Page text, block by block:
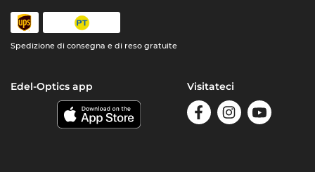
Spedizione di consegna e di reso gratuite
Edel-Optics app Visitateci